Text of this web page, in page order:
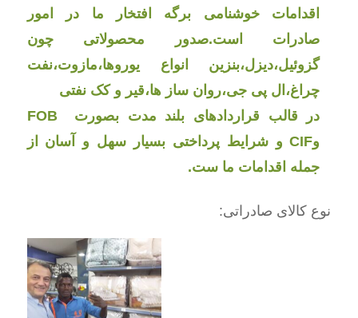
اقدامات خوشنامی برگه افتخار ما در امور
صادرات است.صدور محصولاتی چون
گزوئیل،دیزل،بنزین انواع یوروها،مازوت،نفت
چراغ،ال پی جی،روان ساز ها،قیر و کک نفتی
در قالب قراردادهای بلند مدت بصورت FOB
وCIF و شرایط پرداختی بسیار سهل و آسان از
جمله اقدامات ما ست.
نوع کالای صادراتی: